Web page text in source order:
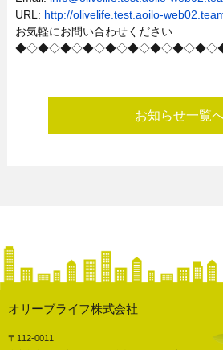
URL: http://olivelife.test.aoilo-
お気軽にお問い合わせください
お知らせ一覧
オリーブライフ株式会社
〒112-0011